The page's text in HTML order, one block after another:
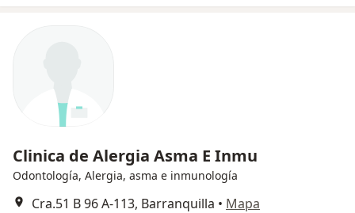
Clinica de Alergia Asma E Inmu
Odontología, Alergia, asma e inmunología
Cra.51 B 96 A-113, Barranquilla • Mapa